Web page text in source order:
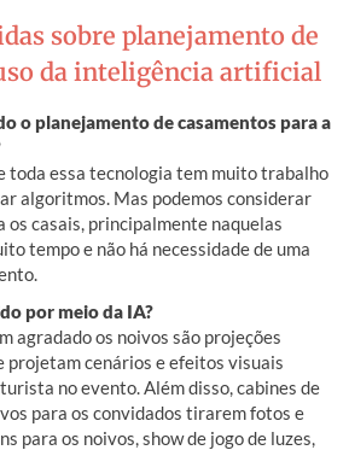
sobre planejamento de
da inteligência artificial
o planejamento de casamentos para a
toda essa tecnologia tem muito trabalho
algoritmos. Mas podemos considerar
os casais, principalmente naquelas
tempo e não há necessidade de uma
por meio da IA?
agradado os noivos são projeções
projetam cenários e efeitos visuais
no evento. Além disso, cabines de
para os convidados tirarem fotos e
para os noivos, show de jogo de luzes,